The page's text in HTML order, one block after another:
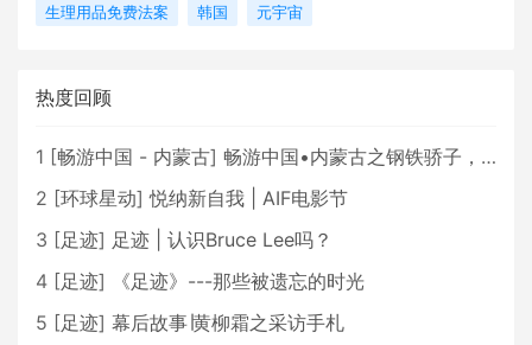
生理用品免费法案
韩国 元宇宙
热度回顾
1 [畅游中国 - 内蒙古] 畅游中国•内蒙古之钢铁骄子，魅力包头
2 [环球星动] 悦纳新自我 | AIF电影节
3 [足迹] 足迹 | 认识Bruce Lee吗？
4 [足迹]
《足迹》---那些被遗忘的时光
5 [足迹] 幕后故事∣黄柳霜之采访手札